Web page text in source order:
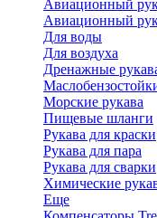
Авиационный
Авиационный
Для воды
Для воздуха
Дренажные
Морские рукава
Пищевые шланги
Рукава для краски
Рукава для пара
Рукава для сварки
Химические
Еще